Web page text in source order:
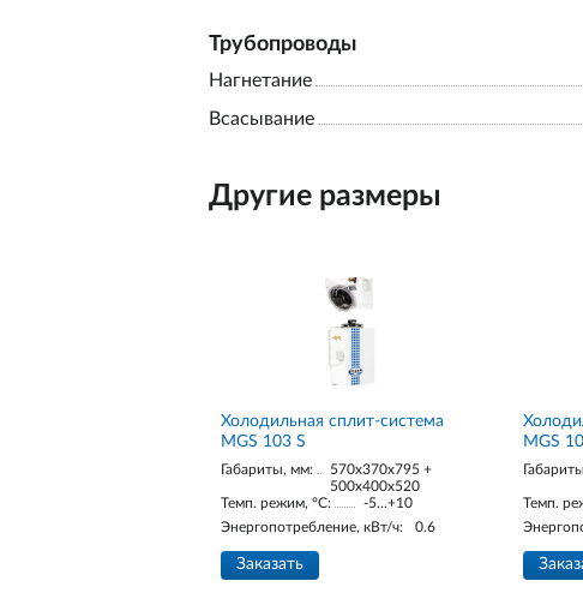
Трубопроводы
Нагнетание
Всасывание
Другие размеры
Холодильная сплит-система
MGS 103 S
Габариты, мм:
570x370x795 +
500x400x520
Темп. режим, °С:
-5...+10
Энергопотребление, кВт/ч:
0.6
Заказать
MGS
Темп.